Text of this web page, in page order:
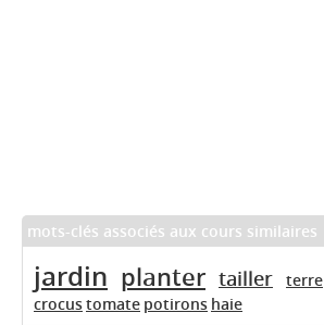
mots-clés associés aux cours similaires
jardin planter tailler terre
crocustomate potirons haie